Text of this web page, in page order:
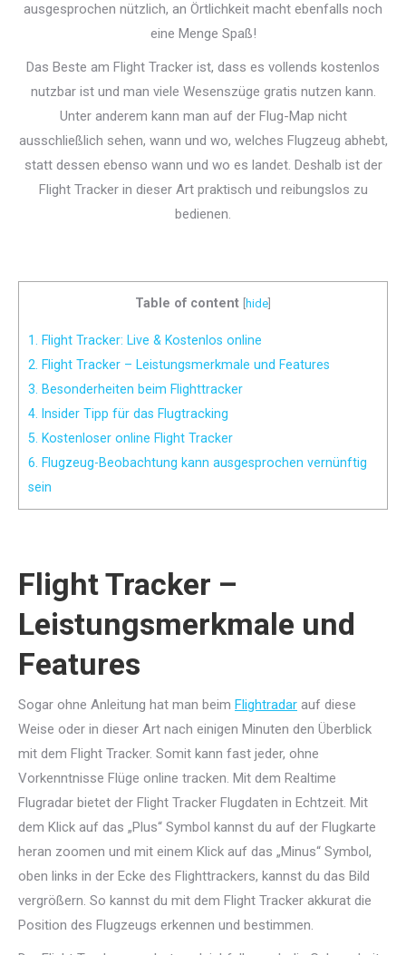
ausgesprochen nützlich, an Örtlichkeit macht ebenfalls noch
eine Menge Spaß!
Das Beste am Flight Tracker ist, dass es vollends kostenlos
nutzbar ist und man viele Wesenszüge gratis nutzen kann.
Unter anderem kann man auf der Flug-Map nicht
ausschließlich sehen, wann und wo, welches Flugzeug abhebt,
statt dessen ebenso wann und wo es landet. Deshalb ist der
Flight Tracker in dieser Art praktisch und reibungslos zu
bedienen.
Table of content hide
1. Flight Tracker: Live & Kostenlos online
2. Flight Tracker – Leistungsmerkmale und Features
3. Besonderheiten beim Flighttracker
4. Insider Tipp für das Flugtracking
5. Kostenloser online Flight Tracker
6. Flugzeug-Beobachtung kann ausgesprochen vernünftig
sein
Flight Tracker –
Leistungsmerkmale und
Features
Sogar ohne Anleitung hat man beim Flightradar auf diese
Weise oder in dieser Art nach einigen Minuten den Überblick
mit dem Flight Tracker. Somit kann fast jeder, ohne
Vorkenntnisse Flüge online tracken. Mit dem Realtime
Flugradar bietet der Flight Tracker Flugdaten in Echtzeit. Mit
dem Klick auf das „Plus“ Symbol kannst du auf der Flugkarte
heran zoomen und mit einem Klick auf das „Minus“ Symbol,
oben links in der Ecke des Flighttrackers, kannst du das Bild
vergrößern. So kannst du mit dem Flight Tracker akkurat die
Position des Flugzeugs erkennen und bestimmen.